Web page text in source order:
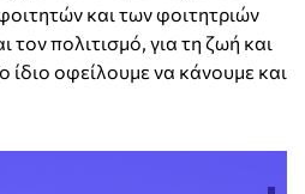
και των φοιτητριών
τον πολιτισμό, για τη ζωή και
ίδιο οφείλουμε να κάνουμε και